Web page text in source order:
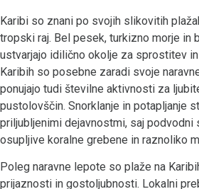
Karibi so znani po svojih slikovitih
tropski raj. Bel pesek, turkizno morje in
ustvarjajo idilično okolje za sprostitev
Karibih so posebne zaradi svoje
ponujajo tudi številne aktivnosti za
pustolovščin. Snorklanje in potapljanje
priljubljenimi dejavnostmi, saj podvodni
osupljive koralne grebene in raznoliko
Poleg naravne lepote so plaže na
prijaznosti in gostoljubnosti. Lokalni